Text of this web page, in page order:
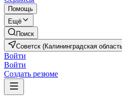
Помощь
Ещё
Поиск
Советск (Калининградская
Войти
Войти
Создать резюме